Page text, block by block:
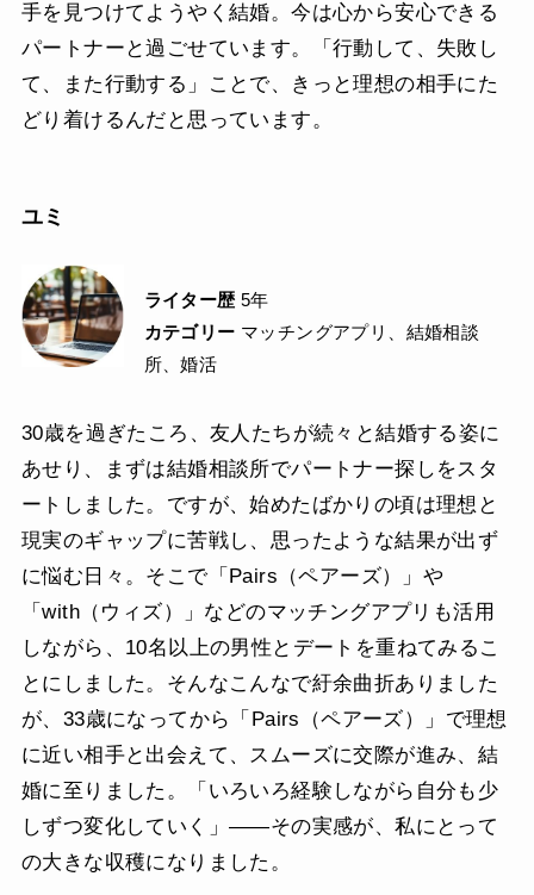
手を見つけてようやく結婚。今は心から安心できる
パートナーと過ごせています。「行動して、失敗し
て、また行動する」ことで、きっと理想の相手にた
どり着けるんだと思っています。
ユミ
ライター歴5年
カテゴリー マッチングアプリ、結婚相談
所、婚活
30歳を過ぎたころ、友人たちが続々と結婚する姿に
あせり、まずは結婚相談所でパートナー探しをスタ
ートしました。ですが、始めたばかりの頃は理想と
現実のギャップに苦戦し、思ったような結果が出ず
に悩む日々。そこで「Pairs（ペアーズ）」や
「with（ウィズ）」などのマッチングアプリも活用
しながら、10名以上の男性とデートを重ねてみるこ
とにしました。そんなこんなで紆余曲折ありました
が、33歳になってから「Pairs（ペアーズ）」で理想
に近い相手と出会えて、スムーズに交際が進み、結
婚に至りました。「いろいろ経験しながら自分も少
しずつ変化していく」——その実感が、私にとって
の大きな収穫になりました。